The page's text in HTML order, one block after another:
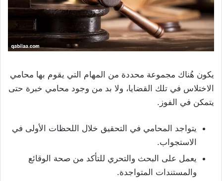
يكون هُناك مجموعة محددة من المهام التي يقوم بها محامي
الاختلاس في تلك القضايا، ولا بد من وجود محامي خبرة حتى
يتمكن في الفوز.
يتواجد المحامي في التحقيق خلال اللحظات الأولى في
الاستجواب.
يعمل على البحث والتحري للتأكد من صحة الوقائع
والمستندات المتواجدة.